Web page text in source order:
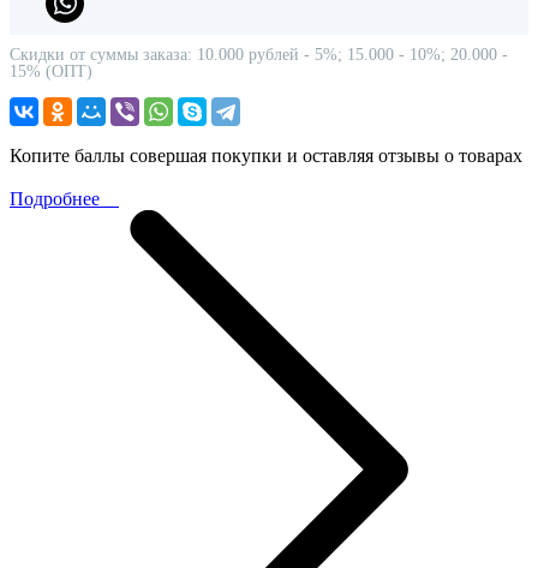
Скидки от суммы заказа: 10.000 рублей - 5%; 15.000 - 10%; 20.000 -
15% (ОПТ)
Копите баллы совершая покупки и оставляя отзывы о товарах
Подробнее